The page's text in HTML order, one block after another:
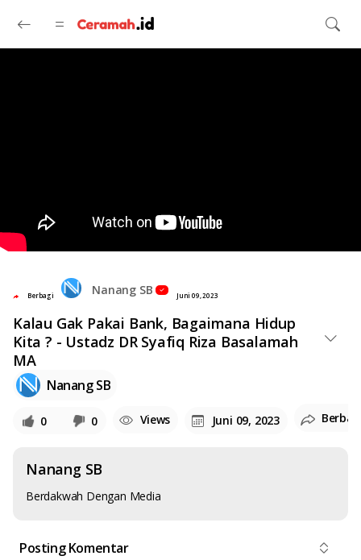
Langsung ke konten utama
Berbagi Nanang SB Juni 09, 2023
Kalau Gak Pakai Bank, Bagaimana Hidup
Kita ? - Ustadz DR Syafiq Riza Basalamah
MA
Nanang SB
0 0 Views Juni 09, 2023
Nanang SB
Berdakwah Dengan Media
Posting Komentar